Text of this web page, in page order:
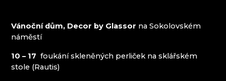
Vánoční dům, Decor by Glassor na Sokolovském
náměstí
10 – 17 foukání skleněných perliček na sklářském
stole (Rautis)